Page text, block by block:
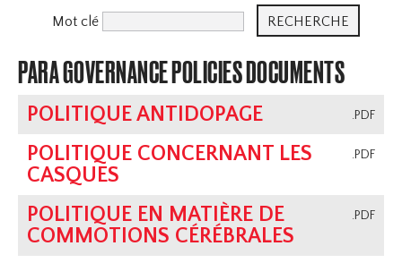
Programmes
Archive
Mot clé
PARA GOVERNANCE POLICIES DOCUMENTS
.PDF
POLITIQUE ANTIDOPAGE
.PDF
POLITIQUE CONCERNANT LES
CASQUES
.PDF
POLITIQUE EN MATIÈRE DE
COMMOTIONS CÉRÉBRALES